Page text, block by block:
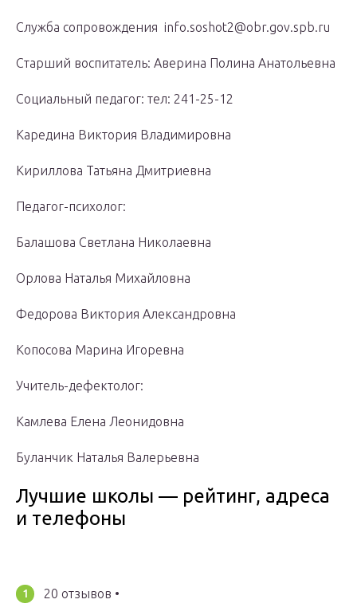
Служба сопровождения info.soshot2@obr.gov.spb.ru
Старший воспитатель: Аверина Полина Анатольевна
Социальный педагог: тел: 241-25-12
Каредина Виктория Владимировна
Кириллова Татьяна Дмитриевна
Педагог-психолог:
Балашова Светлана Николаевна
Орлова Наталья Михайловна
Федорова Виктория Александровна
Копосова Марина Игоревна
Учитель-дефектолог:
Камлева Елена Леонидовна
Буланчик Наталья Валерьевна
Лучшие школы — рейтинг, адреса
и телефоны
20 отзывов •